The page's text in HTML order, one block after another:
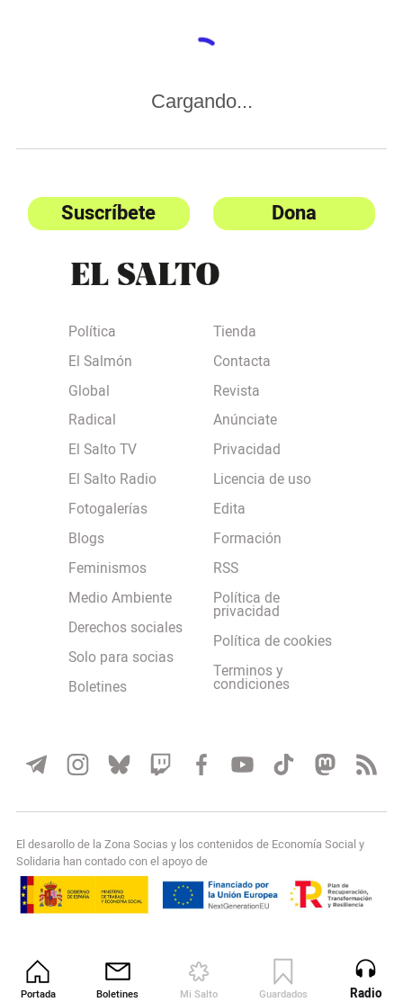
Portada Boletines Mi Salto Guardados Revista
Cargando...
Radio
Suscríbete Dona
Política
El Salmón
Global
Radical
El Salto TV
El Salto Radio
Fotogalerías
Blogs
Feminismos
Medio Ambiente
Derechos sociales
Solo para socias
Boletines
Tienda
Contacta
Revista
Anúnciate
Privacidad
Licencia de uso
Edita
Formación
RSS
Política de
privacidad
Política de cookies
Terminos y
condiciones
El desarollo de la Zona Socias y los contenidos de Economía Social y
Solidaria han contado con el apoyo de